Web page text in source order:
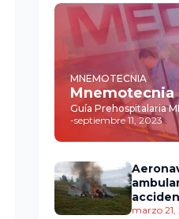
MNEMOTECNIA
Mnemotecnia
Guía Prehospitalaria
-septiembre 11, 2023
marzo